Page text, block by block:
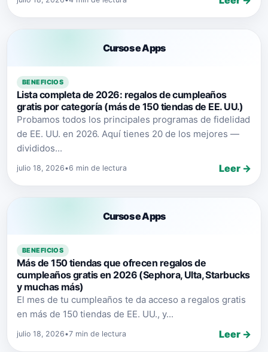
Cursos e Apps
BENEFICIOS
Lista completa de 2026: regalos de cumpleaños
gratis por categoría (más de 150 tiendas de EE. UU.)
Probamos todos los principales programas de fidelidad
de EE. UU. en 2026. Aquí tienes 20 de los mejores —
divididos...
julio 18, 2026•6 min de lectura Leer →
Cursos e Apps
BENEFICIOS
Más de 150 tiendas que ofrecen regalos de
cumpleaños gratis en 2026 (Sephora, Ulta, Starbucks
y muchas más)
El mes de tu cumpleaños te da acceso a regalos gratis
en más de 150 tiendas de EE. UU., y...
julio 18, 2026•7 min de lectura Leer →